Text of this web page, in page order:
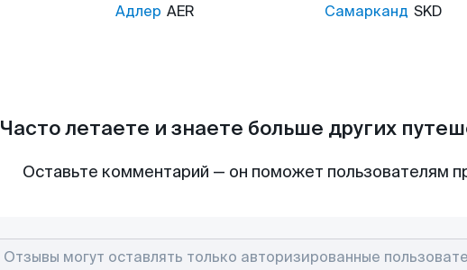
Адлер AER
Самарканд SKD
Часто летаете и знаете больше других
Оставьте комментарий — он поможет пользователям